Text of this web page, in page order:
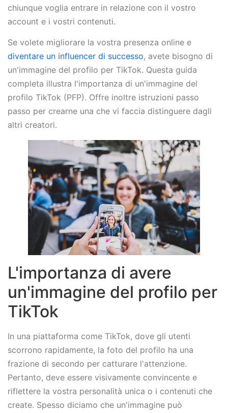
chiunque voglia entrare in relazione con il vostro
account e i vostri contenuti.
Se volete migliorare la vostra presenza online e
diventare un influencer di successo, avete bisogno di
un'immagine del profilo per TikTok. Questa guida
completa illustra l'importanza di un'immagine del
profilo TikTok (PFP). Offre inoltre istruzioni passo
passo per crearne una che vi faccia distinguere dagli
altri creatori.
L'importanza di avere
un'immagine del profilo per
TikTok
In una piattaforma come TikTok, dove gli utenti
scorrono rapidamente, la foto del profilo ha una
frazione di secondo per catturare l'attenzione.
Pertanto, deve essere visivamente convincente e
riflettere la vostra personalità unica o i contenuti che
create. Spesso diciamo che un'immagine può